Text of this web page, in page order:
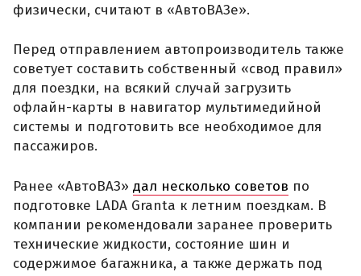
физически, считают в «АвтоВАЗе».
Перед отправлением автопроизводитель также
советует составить собственный «свод правил»
для поездки, на всякий случай загрузить
офлайн-карты в навигатор мультимедийной
системы и подготовить все необходимое для
пассажиров.
Ранее «АвтоВАЗ» дал несколько советов по
подготовке LADA Granta к летним поездкам. В
компании рекомендовали заранее проверить
технические жидкости, состояние шин и
содержимое багажника, а также держать под